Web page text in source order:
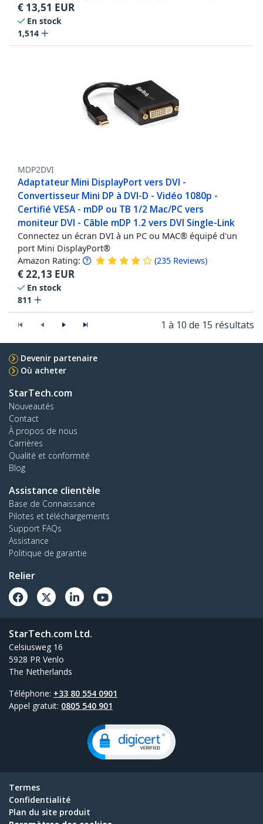
€ 13,51 EUR
En stock
1,514
MDP2DVI
Adaptateur Mini DisplayPort vers DVI -
Convertisseur Mini DP à DVI-D - Vidéo 1080p -
Certifié VESA - mDP ou TB 1/2 Mac/PC vers
moniteur DVI - Câble mDP 1.2 vers DVI Single-Link
Connectez un écran DVI à un PC ou MAC® équipé d'un
port Mini DisplayPort®
Amazon Rating: (235 Reviews)
€22,13 EUR
En stock
811
1 à 10 de 15 résultats
Devenir partenaire
Où acheter
StarTech.com
Nouveautés
Contact
À propos de nous
Carrières
Qualité et conformité
Blog
Assistance clientèle
Base de Connaissance
Pilotes et téléchargements
Support FAQs
Assistance
Politique de garantie
Relier
StarTech.com Ltd.
Celsiusweg 16
5928 PR Venlo
The Netherlands
Téléphone: +33 80 554 0901
Appel gratuit: 0805 540 901
Termes
Confidentialité
Plan du site produit